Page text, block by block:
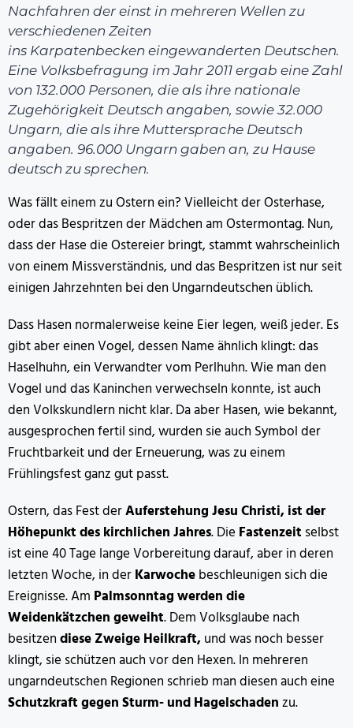
Nachfahren der einst in mehreren Wellen zu
verschiedenen Zeiten
ins Karpatenbecken eingewanderten Deutschen.
Eine Volksbefragung im Jahr 2011 ergab eine Zahl
von 132.000 Personen, die als ihre nationale
Zugehörigkeit Deutsch angaben, sowie 32.000
Ungarn, die als ihre Muttersprache Deutsch
angaben. 96.000 Ungarn gaben an, zu Hause
deutsch zu sprechen.
Was fällt einem zu Ostern ein? Vielleicht der Osterhase,
oder das Bespritzen der Mädchen am Ostermontag. Nun,
dass der Hase die Ostereier bringt, stammt wahrscheinlich
von einem Missverständnis, und das Bespritzen ist nur seit
einigen Jahrzehnten bei den Ungarndeutschen üblich.
Dass Hasen normalerweise keine Eier legen, weiß jeder. Es
gibt aber einen Vogel, dessen Name ähnlich klingt: das
Haselhuhn, ein Verwandter vom Perlhuhn. Wie man den
Vogel und das Kaninchen verwechseln konnte, ist auch
den Volkskundlern nicht klar. Da aber Hasen, wie bekannt,
ausgesprochen fertil sind, wurden sie auch Symbol der
Fruchtbarkeit und der Erneuerung, was zu einem
Frühlingsfest ganz gut passt.
Ostern, das Fest derAuferstehung Jesu Christi, ist der
Höhepunkt des kirchlichen Jahres. Die Fastenzeit selbst
ist eine 40 Tage lange Vorbereitung darauf, aber in deren
letzten Woche, in derKarwochebeschleunigen sich die
Ereignisse. Am Palmsonntagwerden die
Weidenkätzchen geweiht. Dem Volksglaube nach
besitzendiese Zweige Heilkraft,und was noch besser
klingt, sie schützen auch vor den Hexen. In mehreren
ungarndeutschen Regionen schrieb man diesen auch eine
Schutzkraft gegen Sturm- und Hagelschadenzu.